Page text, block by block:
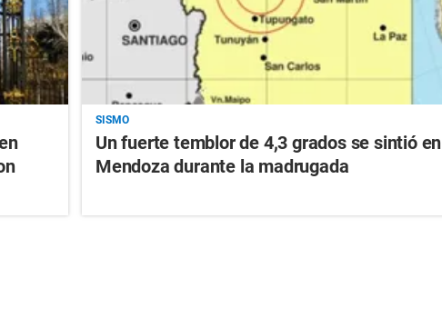
SISMO
Un fuerte temblor de 4,3 grados se sintió en
Mendoza durante la madrugada